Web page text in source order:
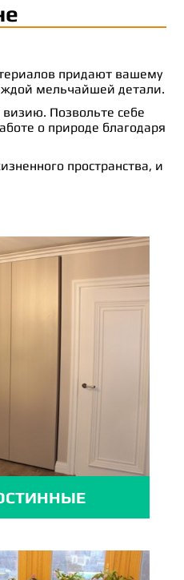
придают вашему
мельчайшей детали.
Позвольте себе
о природе благодаря
пространства, и